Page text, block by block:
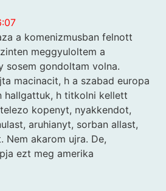
a komenizmusban felnott
meggyuloltem a
sosem gondoltam volna.
macinacit, h a szabad europa
hallgattuk, h titkolni kellett
kopenyt, nyakkendot,
aruhianyt, sorban allast,
Nem akarom ujra. De,
ezt meg amerika